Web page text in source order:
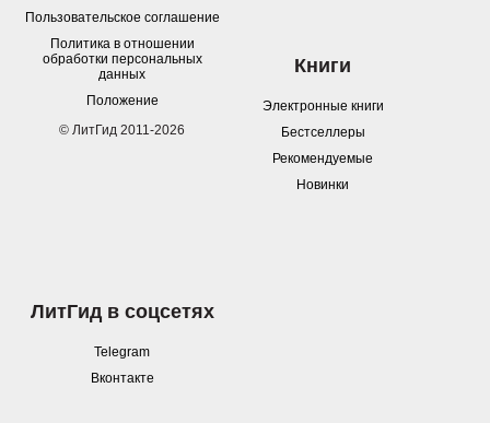
Пользовательское соглашение
Политика в отношении
обработки персональных
данных
Положение
© ЛитГид 2011-2026
Книги
Электронные книги
Бестселлеры
Рекомендуемые
Новинки
ЛитГид в соцсетях
Telegram
Вконтакте